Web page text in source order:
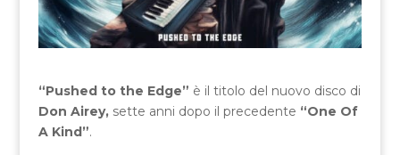
“Pushed to the Edge” è il titolo del nuovo disco di
Don Airey, sette anni dopo il precedente “One Of
A Kind”.